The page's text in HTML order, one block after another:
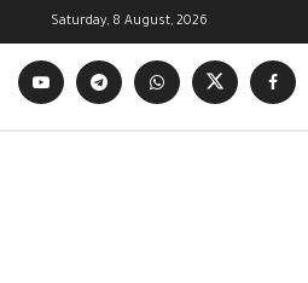
Saturday, 8 August, 2026